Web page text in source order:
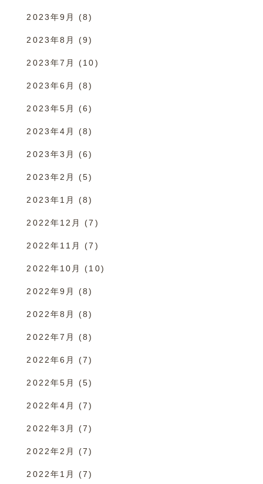
2023年9月 (8)
2023年8月 (9)
2023年7月 (10)
2023年6月 (8)
2023年5月 (6)
2023年4月 (8)
2023年3月 (6)
2023年2月 (5)
2023年1月 (8)
2022年12月 (7)
2022年11月 (7)
2022年10月 (10)
2022年9月 (8)
2022年8月 (8)
2022年7月 (8)
2022年6月 (7)
2022年5月 (5)
2022年4月 (7)
2022年3月 (7)
2022年2月 (7)
2022年1月 (7)